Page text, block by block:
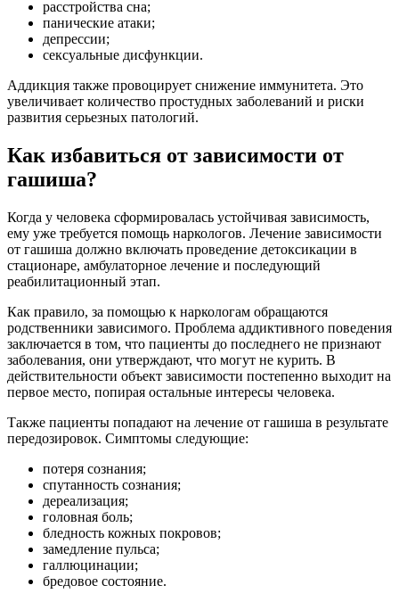
расстройства сна;
панические атаки;
депрессии;
сексуальные дисфункции.
Аддикция также провоцирует снижение иммунитета. Это
увеличивает количество простудных заболеваний и риски
развития серьезных патологий.
Как избавиться от зависимости от
гашиша?
Когда у человека сформировалась устойчивая зависимость,
ему уже требуется помощь наркологов. Лечение зависимости
от гашиша должно включать проведение детоксикации в
стационаре, амбулаторное лечение и последующий
реабилитационный этап.
Как правило, за помощью к наркологам обращаются
родственники зависимого. Проблема аддиктивного поведения
заключается в том, что пациенты до последнего не признают
заболевания, они утверждают, что могут не курить. В
действительности объект зависимости постепенно выходит на
первое место, попирая остальные интересы человека.
Также пациенты попадают на лечение от гашиша в результате
передозировок. Симптомы следующие:
потеря сознания;
спутанность сознания;
дереализация;
головная боль;
бледность кожных покровов;
замедление пульса;
галлюцинации;
бредовое состояние.